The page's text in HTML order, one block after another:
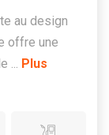
au design
offre une
... Plus